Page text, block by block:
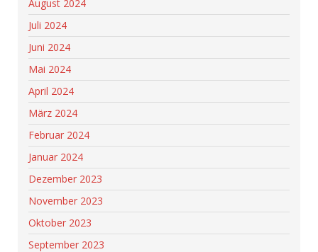
August 2024
Juli 2024
Juni 2024
Mai 2024
April 2024
März 2024
Februar 2024
Januar 2024
Dezember 2023
November 2023
Oktober 2023
September 2023